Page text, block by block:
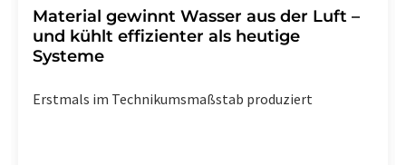
Material gewinnt Wasser aus der Luft –
und kühlt effizienter als heutige
Systeme
Erstmals im Technikumsmaßstab produziert